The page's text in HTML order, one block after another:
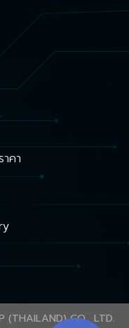
คา
(THAILAND) CO., LTD.